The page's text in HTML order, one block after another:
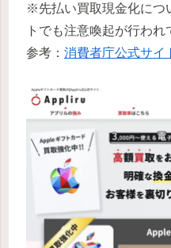
※先払い買取現金化につ
トでも注意喚起が行われ
参考： 消費者庁公式サイ